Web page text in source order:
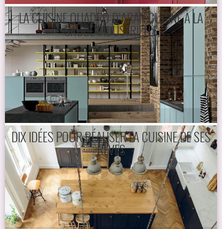
LA CUISINE QUADRO D’ARAN CUCINE À LA
SAUCE INDUSTRIELLE
DIX IDÉES POUR RÉALISER LA CUISINE DE SES
RÊVES